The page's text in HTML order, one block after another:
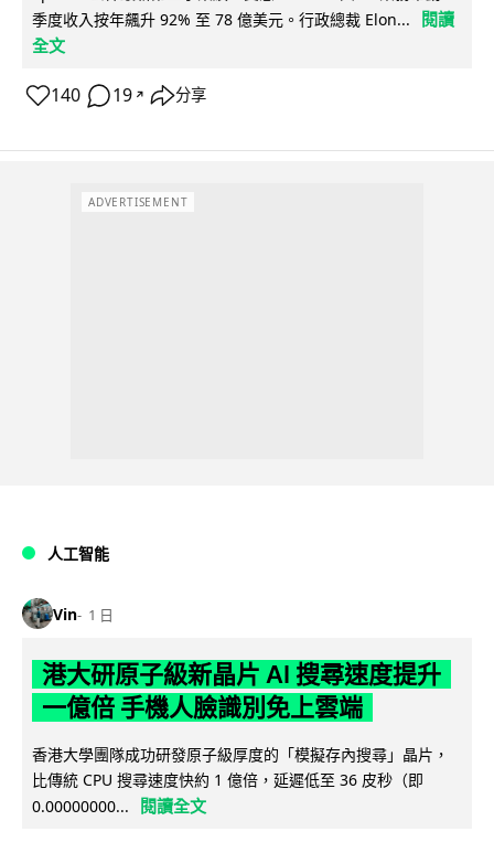
季度收入按年飆升 92% 至 78 億美元。行政總裁 Elon...
閱讀
全文
140 19 ↗ 分享
ADVERTISEMENT
人工智能
Vin 1 日
港大研原子級新晶片 AI 搜尋速度提升
一億倍 手機人臉識別免上雲端
香港大學團隊成功研發原子級厚度的「模擬存內搜尋」晶片，
比傳統 CPU 搜尋速度快約 1 億倍，延遲低至 36 皮秒（即
0.00000000...
閱讀全文